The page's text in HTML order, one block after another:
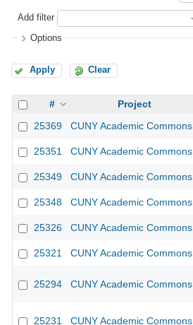
Add filter
Options
Apply Clear
# Project
25369
CUNY Academic Commons
25351
CUNY Academic Commons
25349
CUNY Academic Commons
25348 CUNY Academic Commons
25326 CUNY Academic Commons
25321 CUNY Academic Commons
25294 CUNY Academic Commons
25231 CUNY Academic Commons